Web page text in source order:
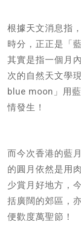
根據天文消息指
時分，正正是「
其實是指一個月
次的自然天文學
blue moon」用
情發生！
而今次香港的藍
的圓月依然是用
少賞月好地方，
括廣闊的郊區，
便歡度萬聖節！